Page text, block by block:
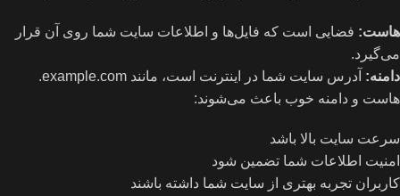
هاست: فضایی است که فایل‌ها و اطلاعات سایت شما روی آن قرار
می‌گیرد.
دامنه: آدرس سایت شما در اینترنت است، مانند example.com.
هاست و دامنه خوب باعث می‌شوند:
سرعت سایت بالا باشد
امنیت اطلاعات شما تضمین شود
کاربران تجربه بهتری از سایت شما داشته باشند